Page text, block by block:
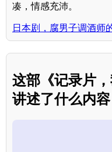
凑，情感充沛。
日本剧，腐男子调酒师
这部《记录片
讲述了什么内